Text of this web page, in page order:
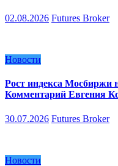
02.08.2026 Futures Broker
Новости
Рост индекса Мосбиржи
Комментарий Евгения
30.07.2026 Futures Broker
Новости